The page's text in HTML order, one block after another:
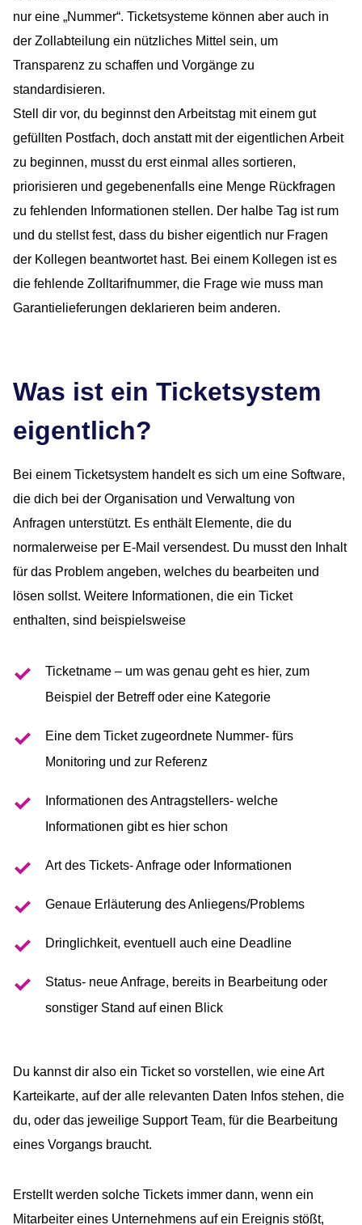
nur eine „Nummer“. Ticketsysteme können aber auch in
der Zollabteilung ein nützliches Mittel sein, um
Transparenz zu schaffen und Vorgänge zu
standardisieren.
Stell dir vor, du beginnst den Arbeitstag mit einem gut
gefüllten Postfach, doch anstatt mit der eigentlichen Arbeit
zu beginnen, musst du erst einmal alles sortieren,
priorisieren und gegebenenfalls eine Menge Rückfragen
zu fehlenden Informationen stellen. Der halbe Tag ist rum
und du stellst fest, dass du bisher eigentlich nur Fragen
der Kollegen beantwortet hast. Bei einem Kollegen ist es
die fehlende Zolltarifnummer, die Frage wie muss man
Garantielieferungen deklarieren beim anderen.
Was ist ein Ticketsystem
eigentlich?
Bei einem Ticketsystem handelt es sich um eine Software,
die dich bei der Organisation und Verwaltung von
Anfragen unterstützt. Es enthält Elemente, die du
normalerweise per E-Mail versendest. Du musst den Inhalt
für das Problem angeben, welches du bearbeiten und
lösen sollst. Weitere Informationen, die ein Ticket
enthalten, sind beispielsweise
Ticketname – um was genau geht es hier, zum
Beispiel der Betreff oder eine Kategorie
Eine dem Ticket zugeordnete Nummer- fürs
Monitoring und zur Referenz
Informationen des Antragstellers- welche
Informationen gibt es hier schon
Art des Tickets- Anfrage oder Informationen
Genaue Erläuterung des Anliegens/Problems
Dringlichkeit, eventuell auch eine Deadline
Status- neue Anfrage, bereits in Bearbeitung oder
sonstiger Stand auf einen Blick
Du kannst dir also ein Ticket so vorstellen, wie eine Art
Karteikarte, auf der alle relevanten Daten Infos stehen, die
du, oder das jeweilige Support Team, für die Bearbeitung
eines Vorgangs braucht.
Erstellt werden solche Tickets immer dann, wenn ein
Mitarbeiter eines Unternehmens auf ein Ereignis stößt,